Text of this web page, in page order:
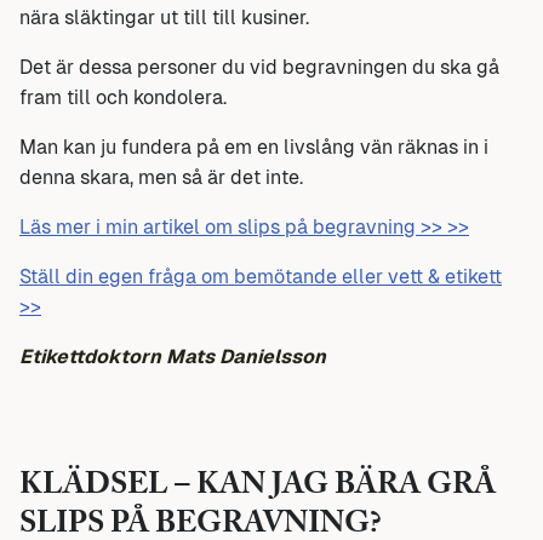
nära släktingar ut till till kusiner.
Det är dessa personer du vid begravningen du ska gå
fram till och kondolera.
Man kan ju fundera på em en livslång vän räknas in i
denna skara, men så är det inte.
Läs mer i min artikel om slips på begravning >> >>
Ställ din egen fråga om bemötande eller vett & etikett
>>
Etikettdoktorn Mats Danielsson
KLÄDSEL – KAN JAG BÄRA GRÅ
SLIPS PÅ BEGRAVNING?